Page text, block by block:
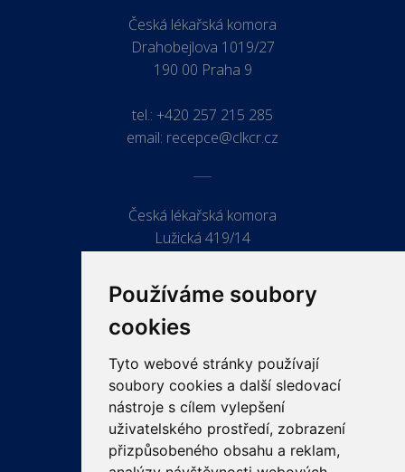
Používáme soubory
cookies
Tyto webové stránky používají
soubory cookies a další sledovací
nástroje s cílem vylepšení
uživatelského prostředí, zobrazení
přizpůsobeného obsahu a reklam,
Česká lékařská komora
Drahobejlova 1019/27
190 00 Praha 9
tel.: +420 257 215 285
email: recepce@clkcr.cz
Česká lékařská komora
Lužická 419/14
ODKAZY
PRO LÉKAŘE
PRO VEŘEJNOST
VZDĚLÁVÁNÍ